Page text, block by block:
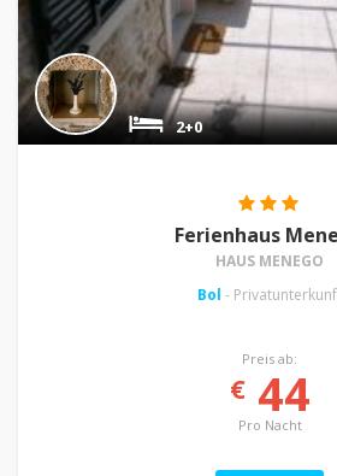
2+0
Ferienhaus
HAUS MENEGO
Bol -
Preis ab:
€44
Pro Nacht